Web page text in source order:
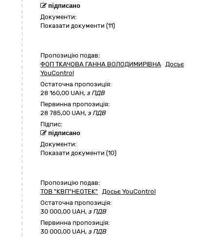
підписано
Документи:
Показати документи (11)
Пропозицію подав:
ФОП ТКАЧОВА ГАННА ВОЛОДИМИРІВНА Досьє
YouControl
Остаточна пропозиція:
28 160,00 UAH, з ПДВ
Первинна пропозиція:
28 785,00 UAH, з ПДВ
Підпис:
підписано
Документи:
Показати документи (10)
Пропозицію подав:
ТОВ "КВП"НЕОТЕК" Досьє YouControl
Остаточна пропозиція:
30 000,00 UAH, з ПДВ
Первинна пропозиція:
30 000,00 UAH, з ПДВ